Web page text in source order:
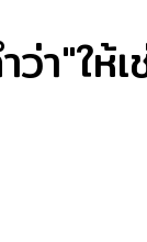
า"ให้